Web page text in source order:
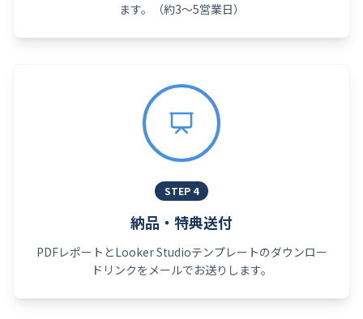
ます。（約3〜5営業日）
STEP 4
納品・特典送付
PDFレポートとLooker Studioテンプレートのダウンロー
ドリンクをメールでお送りします。